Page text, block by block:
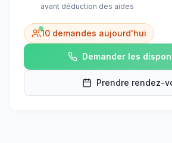
avant déduction des aides
10 demandes aujourd'hui
Demander les
Prendre rendez-